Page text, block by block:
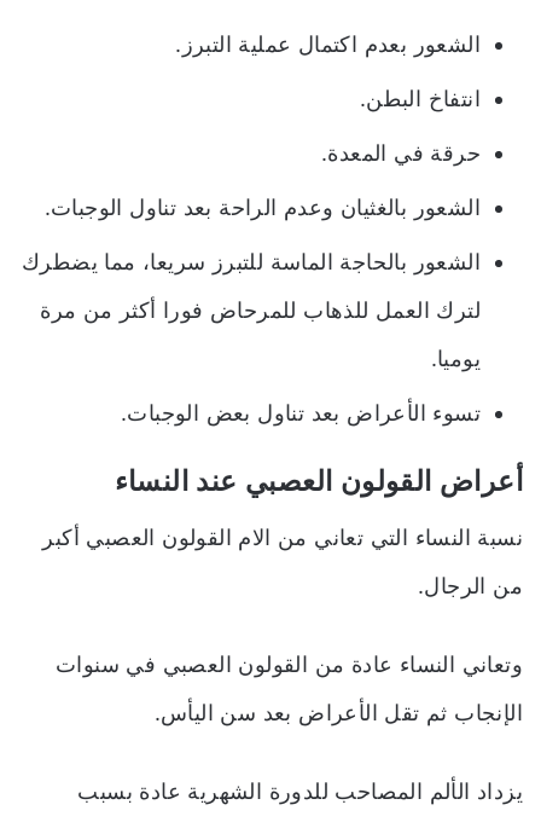
الشعور بعدم اكتمال عملية التبرز.
انتفاخ البطن.
حرقة في المعدة.
الشعور بالغثيان وعدم الراحة بعد تناول الوجبات.
الشعور بالحاجة الماسة للتبرز سريعا، مما يضطرك
لترك العمل للذهاب للمرحاض فورا أكثر من مرة
يوميا.
تسوء الأعراض بعد تناول بعض الوجبات.
أعراض القولون العصبي عند النساء
نسبة النساء التي تعاني من الام القولون العصبي أكبر
من الرجال.
وتعاني النساء عادة من القولون العصبي في سنوات
الإنجاب ثم تقل الأعراض بعد سن اليأس.
يزداد الألم المصاحب للدورة الشهرية عادة بسبب